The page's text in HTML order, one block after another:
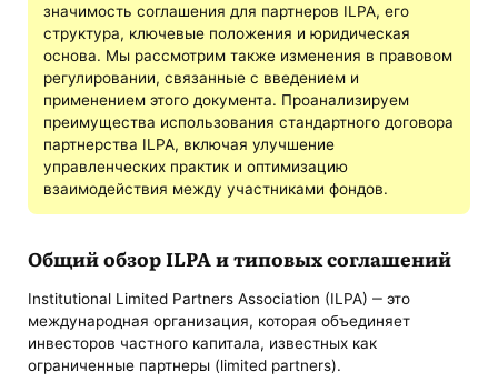
значимость соглашения для партнеров ILPA, его
структура, ключевые положения и юридическая
основа. Мы рассмотрим также изменения в правовом
регулировании, связанные с введением и
применением этого документа. Проанализируем
преимущества использования стандартного договора
партнерства ILPA, включая улучшение
управленческих практик и оптимизацию
взаимодействия между участниками фондов.
Общий обзор ILPA и типовых соглашений
Institutional Limited Partners Association (ILPA) ‒ это
международная организация, которая объединяет
инвесторов частного капитала, известных как
ограниченные партнеры (limited partners).